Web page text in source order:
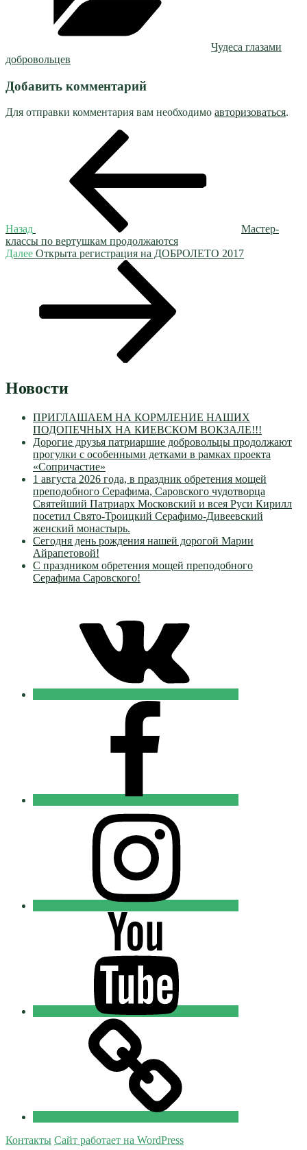
Чудеса глазами
добровольцев
Добавить комментарий
Для отправки комментария вам необходимо авторизоваться.
Назад
Мастер-
классы по вертушкам продолжаются
Следующая
Далее Открыта регистрация на ДОБРОЛЕТО 2017
Новости
ПРИГЛАШАЕМ НА КОРМЛЕНИЕ НАШИХ
ПОДОПЕЧНЫХ НА КИЕВСКОМ ВОКЗАЛЕ!!!
Дорогие друзья патриаршие добровольцы продолжают
прогулки с особенными детками в рамках проекта
«Сопричастие»
1 августа 2026 года, в праздник обретения мощей
преподобного Серафима, Саровского чудотворца
Святейший Патриарх Московский и всея Руси Кирилл
посетил Свято-Троицкий Серафимо-Дивеевский
женский монастырь.
Сегодня день рождения нашей дорогой Марии
Айрапетовой!
С праздником обретения мощей преподобного
Серафима Саровского!
Добровольцы
Православные
Добровольцы
Православные
Добровольцы
Контакты Сайт работает на WordPress